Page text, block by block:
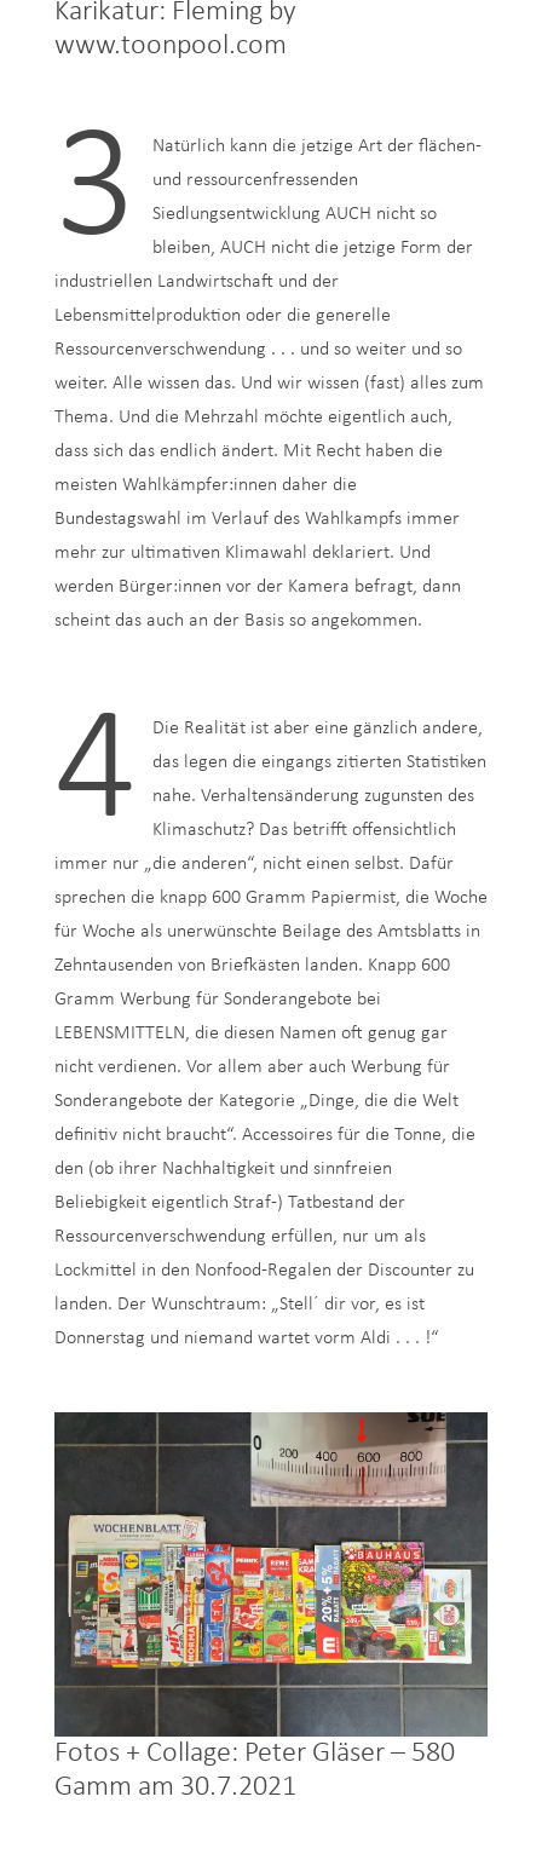
Karikatur: Fleming by
www.toonpool.com
3
Natürlich kann die jetzige Art der flächen-
und ressourcenfressenden
Siedlungsentwicklung AUCH nicht so
bleiben, AUCH nicht die jetzige Form der
industriellen Landwirtschaft und der
Lebensmittelproduktion oder die generelle
Ressourcenverschwendung . . . und so weiter und so
weiter. Alle wissen das. Und wir wissen (fast) alles zum
Thema. Und die Mehrzahl möchte eigentlich auch,
dass sich das endlich ändert. Mit Recht haben die
meisten Wahlkämpfer:innen daher die
Bundestagswahl im Verlauf des Wahlkampfs immer
mehr zur ultimativen Klimawahl deklariert. Und
werden Bürger:innen vor der Kamera befragt, dann
scheint das auch an der Basis so angekommen.
4
Die Realität ist aber eine gänzlich andere,
das legen die eingangs zitierten Statistiken
nahe. Verhaltensänderung zugunsten des
Klimaschutz? Das betrifft offensichtlich
immer nur „die anderen“, nicht einen selbst. Dafür
sprechen die knapp 600 Gramm Papiermist, die Woche
für Woche als unerwünschte Beilage des Amtsblatts in
Zehntausenden von Briefkästen landen. Knapp 600
Gramm Werbung für Sonderangebote bei
LEBENSMITTELN, die diesen Namen oft genug gar
nicht verdienen. Vor allem aber auch Werbung für
Sonderangebote der Kategorie „Dinge, die die Welt
definitiv nicht braucht“. Accessoires für die Tonne, die
den (ob ihrer Nachhaltigkeit und sinnfreien
Beliebigkeit eigentlich Straf-) Tatbestand der
Ressourcenverschwendung erfüllen, nur um als
Lockmittel in den Nonfood-Regalen der Discounter zu
landen. Der Wunschtraum: „Stell´ dir vor, es ist
Donnerstag und niemand wartet vorm Aldi . . . !“
Fotos + Collage: Peter Gläser – 580
Gamm am 30.7.2021